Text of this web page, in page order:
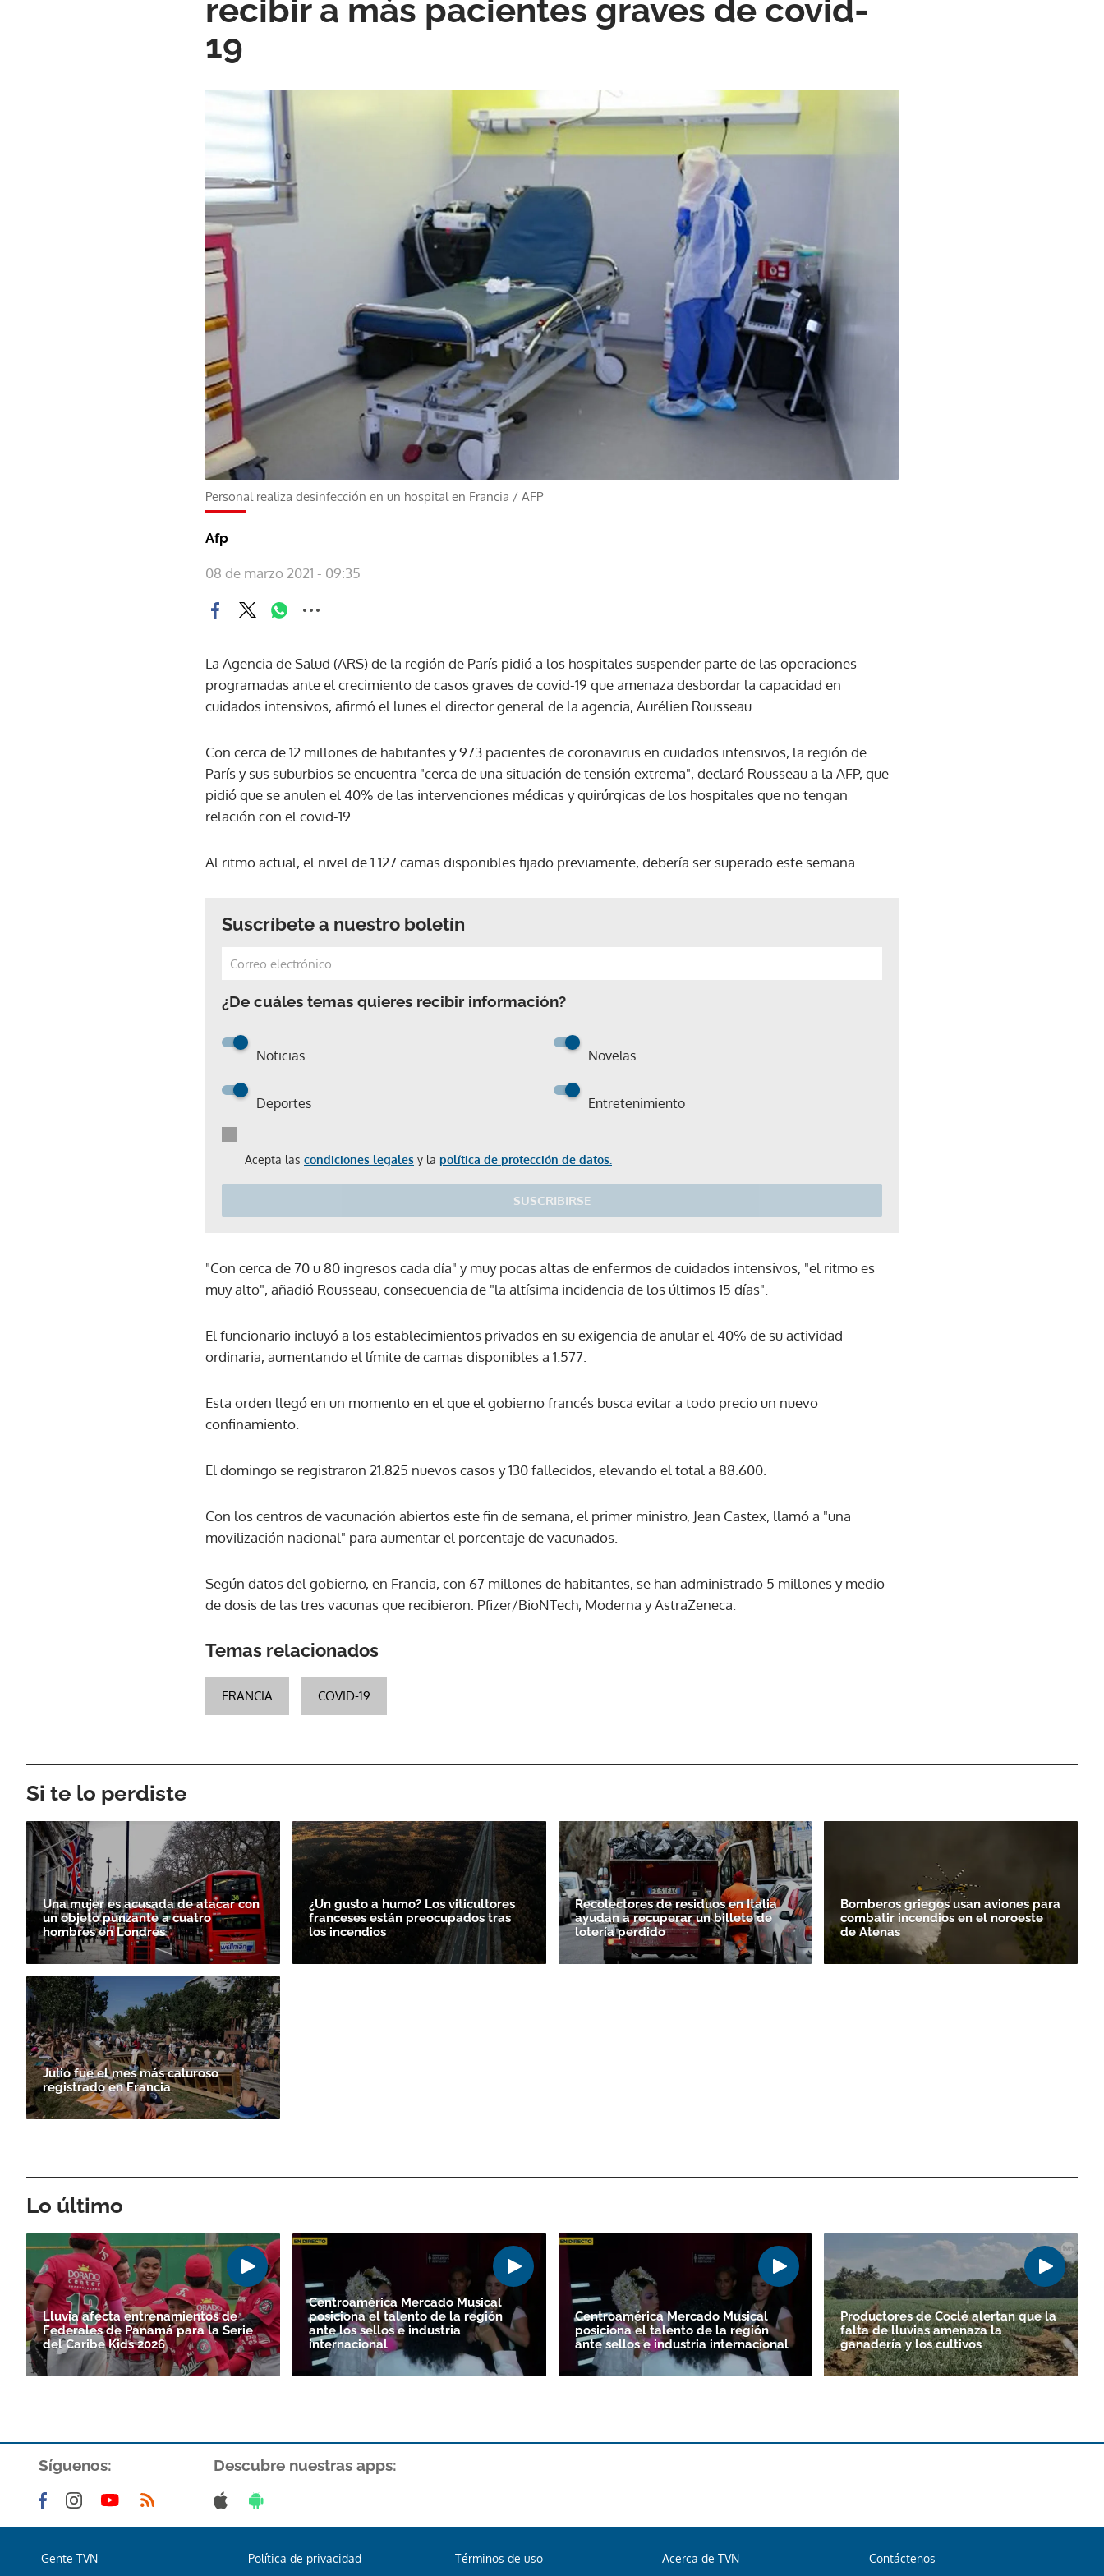
recibir a más pacientes graves de covid-
19
Personal realiza desinfección en un hospital en Francia / AFP
Afp
08 de marzo 2021 - 09:35
La Agencia de Salud (ARS) de la región de París pidió a los hospitales suspender parte de las operaciones
programadas ante el crecimiento de casos graves de covid-19 que amenaza desbordar la capacidad en
cuidados intensivos, afirmó el lunes el director general de la agencia, Aurélien Rousseau.
Con cerca de 12 millones de habitantes y 973 pacientes de coronavirus en cuidados intensivos, la región de
París y sus suburbios se encuentra "cerca de una situación de tensión extrema", declaró Rousseau a la AFP, que
pidió que se anulen el 40% de las intervenciones médicas y quirúrgicas de los hospitales que no tengan
relación con el covid-19.
Al ritmo actual, el nivel de 1.127 camas disponibles fijado previamente, debería ser superado este semana.
Suscríbete a nuestro boletín
¿De cuáles temas quieres recibir información?
Noticias Novelas
Deportes Entretenimiento
Acepta las condiciones legales y la política de protección de datos.
SUSCRIBIRSE
Gracias por suscribirte a nuestro boletín.
ACEPTAR
"Con cerca de 70 u 80 ingresos cada día" y muy pocas altas de enfermos de cuidados intensivos, "el ritmo es
muy alto", añadió Rousseau, consecuencia de "la altísima incidencia de los últimos 15 días".
El funcionario incluyó a los establecimientos privados en su exigencia de anular el 40% de su actividad
ordinaria, aumentando el límite de camas disponibles a 1.577.
Esta orden llegó en un momento en el que el gobierno francés busca evitar a todo precio un nuevo
confinamiento.
El domingo se registraron 21.825 nuevos casos y 130 fallecidos, elevando el total a 88.600.
Con los centros de vacunación abiertos este fin de semana, el primer ministro, Jean Castex, llamó a "una
movilización nacional" para aumentar el porcentaje de vacunados.
Según datos del gobierno, en Francia, con 67 millones de habitantes, se han administrado 5 millones y medio
de dosis de las tres vacunas que recibieron: Pfizer/BioNTech, Moderna y AstraZeneca.
Temas relacionados
FRANCIA COVID-19
Si te lo perdiste
Una mujer es acusada de atacar con
un objeto punzante a cuatro
hombres en Londres
¿Un gusto a humo? Los viticultores
franceses están preocupados tras
los incendios
Recolectores de residuos en Italia
ayudan a recuperar un billete de
lotería perdido
Bomberos griegos usan aviones para
combatir incendios en el noroeste
de Atenas
Julio fue el mes más caluroso
registrado en Francia
Lo último
Lluvia afecta entrenamientos de
Federales de Panamá para la Serie
del Caribe Kids 2026
Centroamérica Mercado Musical
posiciona el talento de la región
ante los sellos e industria
internacional
Centroamérica Mercado Musical
posiciona el talento de la región
ante sellos e industria internacional
Productores de Coclé alertan que la
falta de lluvias amenaza la
ganadería y los cultivos
Síguenos: Descubre nuestras apps:
Gente TVN Política de privacidad Términos de uso Acerca de TVN Contáctenos